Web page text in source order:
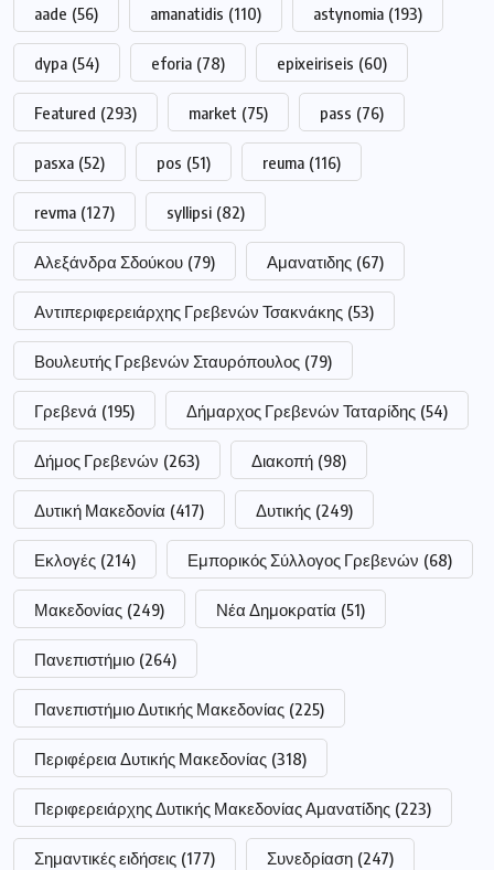
aade (56) amanatidis (110) astynomia (193)
dypa (54) eforia (78) epixeiriseis (60)
Featured (293) market (75) pass (76)
pasxa (52) pos (51) reuma (116)
revma (127) syllipsi (82)
Αλεξάνδρα Σδούκου (79) Αμανατιδης (67)
Αντιπεριφερειάρχης Γρεβενών Τσακνάκης (53)
Βουλευτής Γρεβενών Σταυρόπουλος (79)
Γρεβενά (195) Δήμαρχος Γρεβενών Ταταρίδης (54)
Δήμος Γρεβενών (263) Διακοπή (98)
Δυτική Μακεδονία (417) Δυτικής (249)
Εκλογές (214) Εμπορικός Σύλλογος Γρεβενών (68)
Μακεδονίας (249) Νέα Δημοκρατία (51)
Πανεπιστήμιο (264)
Πανεπιστήμιο Δυτικής Μακεδονίας (225)
Περιφέρεια Δυτικής Μακεδονίας (318)
Περιφερειάρχης Δυτικής Μακεδονίας Αμανατίδης (223)
Σημαντικές ειδήσεις (177) Συνεδρίαση (247)